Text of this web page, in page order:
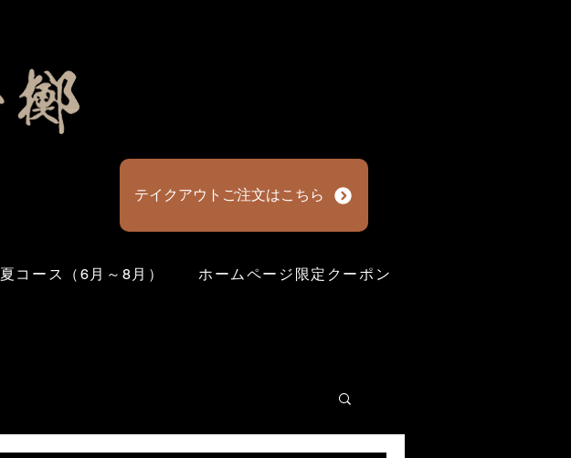
テイクアウトご注文はこちら
夏コース（6月～8月） ホームページ限定クーポン